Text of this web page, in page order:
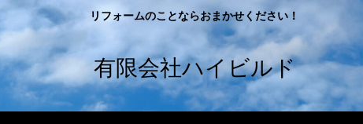
リフォームのことならおまかせください！
有限会社ハイビルド